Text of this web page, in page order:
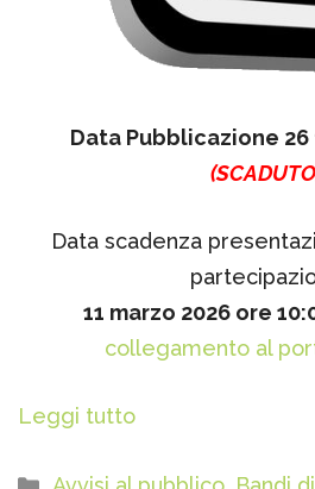
Data Pubblicazione
Data scadenza
11 marzo 2026 ore
collegamento al
Leggi tutto
Categorie